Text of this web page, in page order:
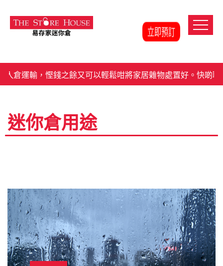
運輸，慳錢之餘又可以輕鬆咁將家居雜物處置好。快啲聯
迷你倉用途